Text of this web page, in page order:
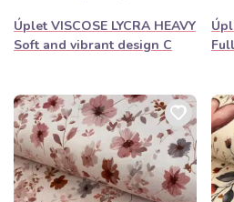
Úplet VISCOSE LYCRA HEAVY
Soft and vibrant design C